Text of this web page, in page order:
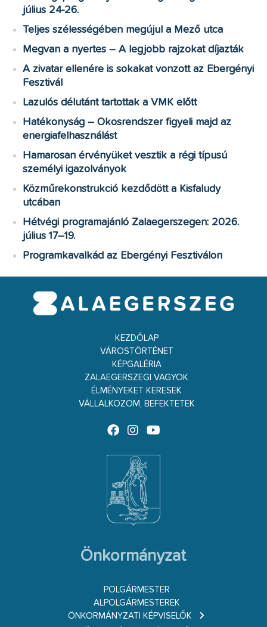
július 24-26.
Teljes szélességében megújul a Mező utca
Megvan a nyertes – A legjobb rajzokat díjazták
A zivatar ellenére is sokakat vonzott az Ebergényi
Fesztivál
Lazulós délutánt tartottak a VMK előtt
Hatékonyság – Okosrendszer figyeli majd az
energiafelhasználást
Hamarosan érvényüket vesztik a régi típusú
személyi igazolványok
Közműrekonstrukció kezdődött a Kisfaludy
utcában
Hétvégi programajánló Zalaegerszegen: 2026.
július 17–19.
Programkavalkád az Ebergényi Fesztiválon
KEZDŐLAP
VÁROSTÖRTÉNET
KÉPGALÉRIA
ZALAEGERSZEGI VAGYOK
ÉLMÉNYEKET KERESEK
VÁLLALKOZOM, BEFEKTETEK
Önkormányzat
POLGÁRMESTER
ALPOLGÁRMESTEREK
ÖNKORMÁNYZATI KÉPVISELŐK